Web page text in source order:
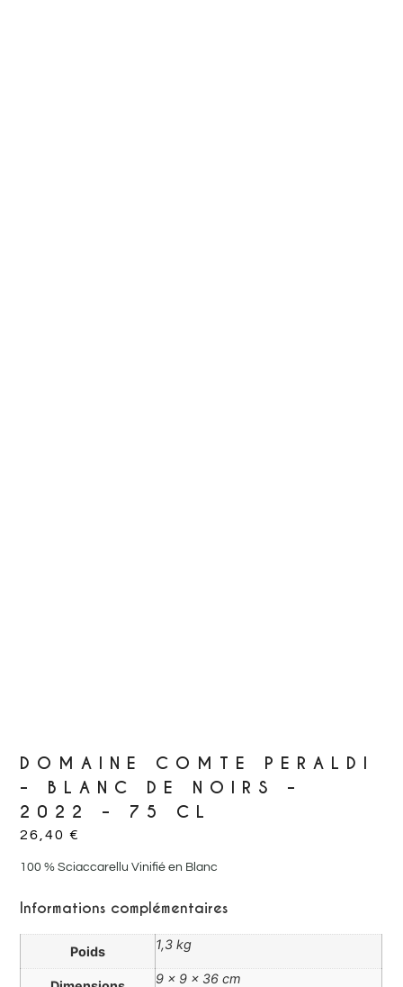
DOMAINE COMTE PERALDI
– BLANC DE NOIRS –
2022 – 75 CL
26,40€
100 % Sciaccarellu Vinifié en Blanc
Informations complémentaires
Poids 1,3 kg
9 × 9 × 36 cm